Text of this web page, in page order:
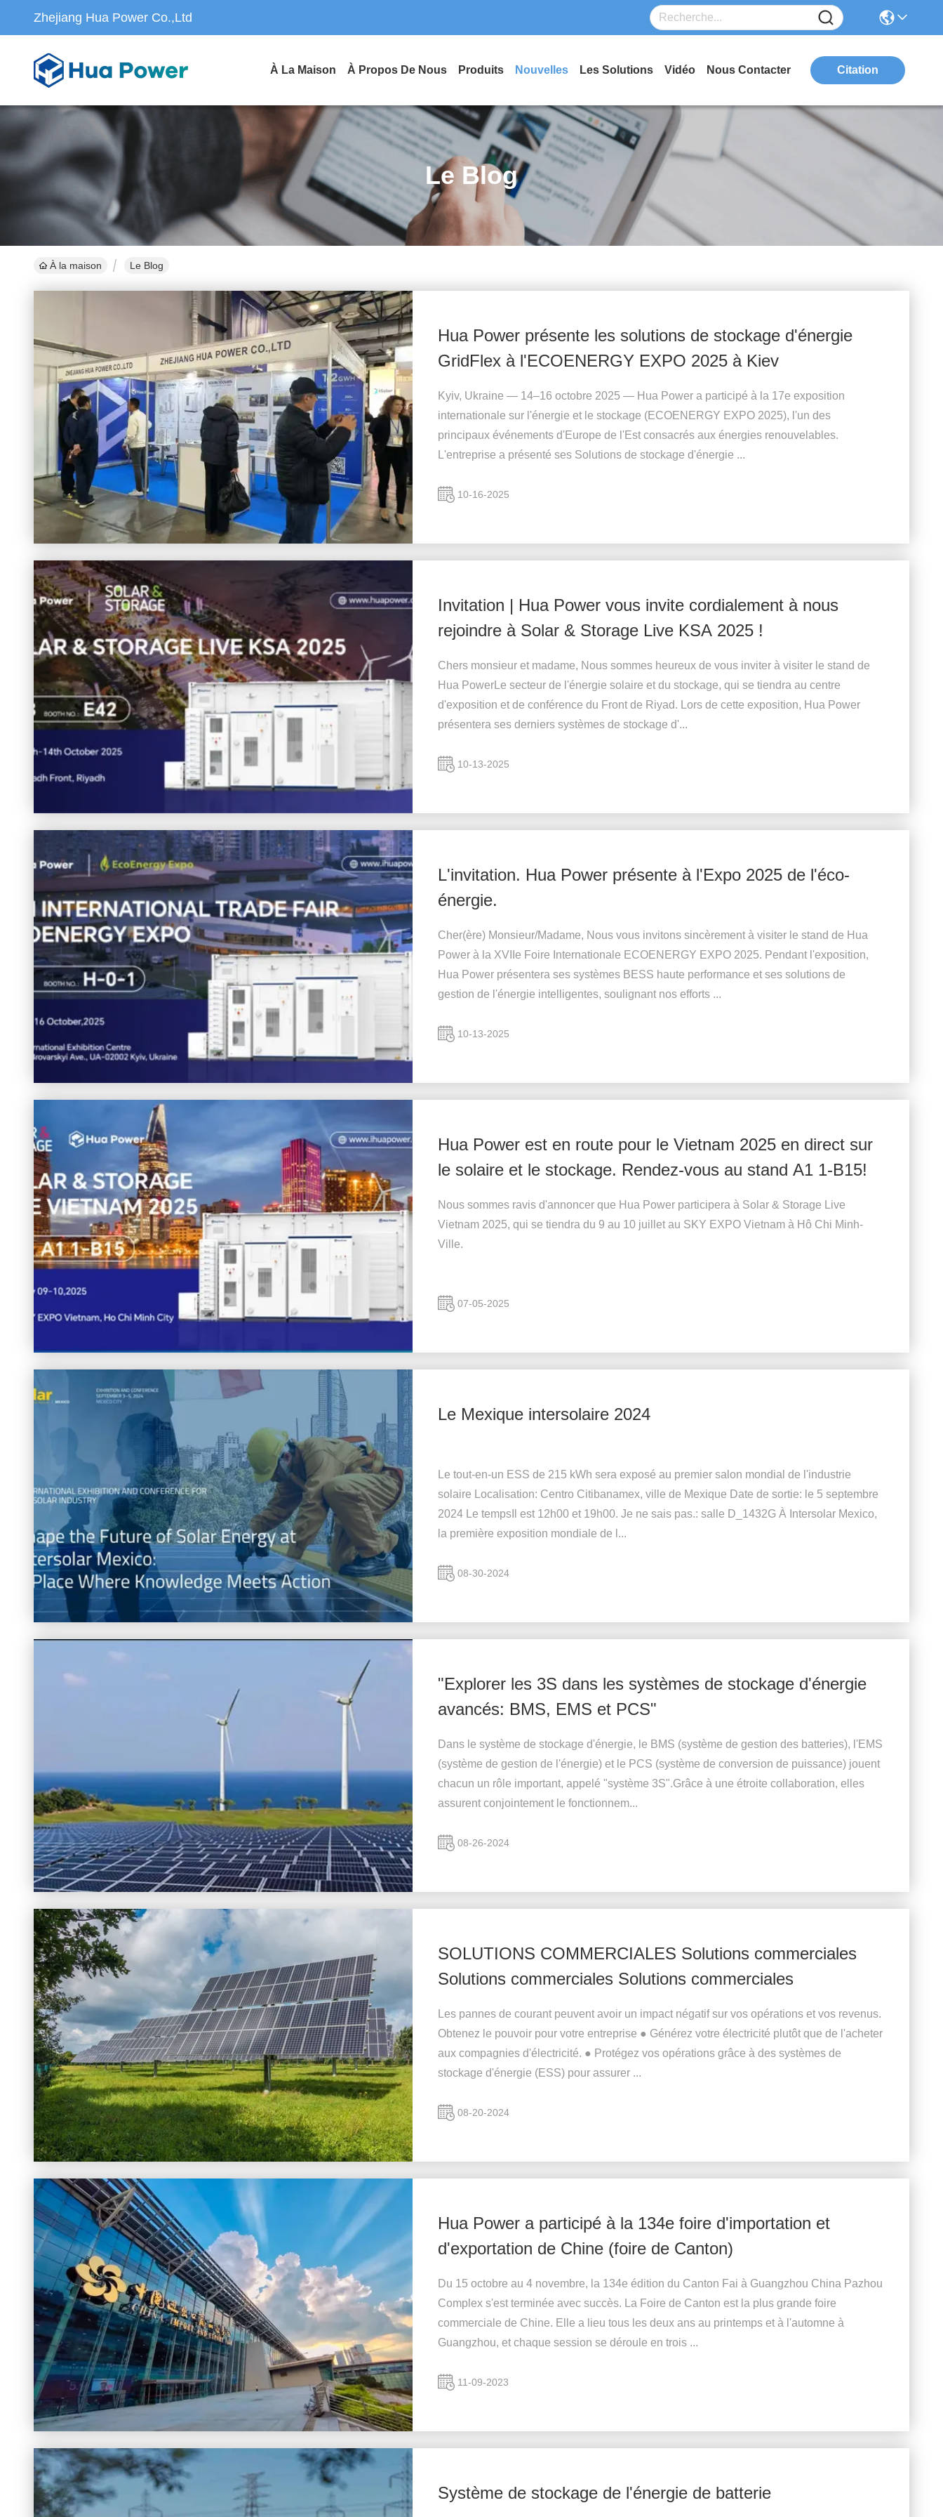
Zhejiang Hua Power Co.,Ltd
À La Maison À Propos De Nous Produits Nouvelles Les Solutions Vidéo Nous Contacter Citation
Le Blog
À la maison Le Blog
Hua Power présente les solutions de stockage d'énergie
GridFlex à l'ECOENERGY EXPO 2025 à Kiev
Kyiv, Ukraine — 14–16 octobre 2025 — Hua Power a participé à la 17e exposition
internationale sur l'énergie et le stockage (ECOENERGY EXPO 2025), l'un des
principaux événements d'Europe de l'Est consacrés aux énergies renouvelables.
L'entreprise a présenté ses Solutions de stockage d'énergie ...
10-16-2025
Invitation | Hua Power vous invite cordialement à nous
rejoindre à Solar & Storage Live KSA 2025 !
Chers monsieur et madame, Nous sommes heureux de vous inviter à visiter le stand de
Hua PowerLe secteur de l'énergie solaire et du stockage, qui se tiendra au centre
d'exposition et de conférence du Front de Riyad. Lors de cette exposition, Hua Power
présentera ses derniers systèmes de stockage d'...
10-13-2025
L'invitation. Hua Power présente à l'Expo 2025 de l'éco-
énergie.
Cher(ère) Monsieur/Madame, Nous vous invitons sincèrement à visiter le stand de Hua
Power à la XVIIe Foire Internationale ECOENERGY EXPO 2025. Pendant l'exposition,
Hua Power présentera ses systèmes BESS haute performance et ses solutions de
gestion de l'énergie intelligentes, soulignant nos efforts ...
10-13-2025
Hua Power est en route pour le Vietnam 2025 en direct sur
le solaire et le stockage. Rendez-vous au stand A1 1-B15!
Nous sommes ravis d'annoncer que Hua Power participera à Solar & Storage Live
Vietnam 2025, qui se tiendra du 9 au 10 juillet au SKY EXPO Vietnam à Hô Chi Minh-
Ville.
07-05-2025
Le Mexique intersolaire 2024
Le tout-en-un ESS de 215 kWh sera exposé au premier salon mondial de l'industrie
solaire Localisation: Centro Citibanamex, ville de Mexique Date de sortie: le 5 septembre
2024 Le tempsIl est 12h00 et 19h00. Je ne sais pas.: salle D_1432G À Intersolar Mexico,
la première exposition mondiale de l...
08-30-2024
"Explorer les 3S dans les systèmes de stockage d'énergie
avancés: BMS, EMS et PCS"
Dans le système de stockage d'énergie, le BMS (système de gestion des batteries), l'EMS
(système de gestion de l'énergie) et le PCS (système de conversion de puissance) jouent
chacun un rôle important, appelé "système 3S".Grâce à une étroite collaboration, elles
assurent conjointement le fonctionnem...
08-26-2024
SOLUTIONS COMMERCIALES Solutions commerciales
Solutions commerciales Solutions commerciales
Les pannes de courant peuvent avoir un impact négatif sur vos opérations et vos revenus.
Obtenez le pouvoir pour votre entreprise ● Générez votre électricité plutôt que de l'acheter
aux compagnies d'électricité. ● Protégez vos opérations grâce à des systèmes de
stockage d'énergie (ESS) pour assurer ...
08-20-2024
Hua Power a participé à la 134e foire d'importation et
d'exportation de Chine (foire de Canton)
Du 15 octobre au 4 novembre, la 134e édition du Canton Fai à Guangzhou China Pazhou
Complex s'est terminée avec succès. La Foire de Canton est la plus grande foire
commerciale de Chine. Elle a lieu tous les deux ans au printemps et à l'automne à
Guangzhou, et chaque session se déroule en trois ...
11-09-2023
Système de stockage de l'énergie de batterie